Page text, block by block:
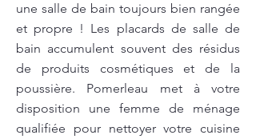
une salle de bain toujours bien rangée
et propre ! Les placards de salle de
bain accumulent souvent des résidus
de produits cosmétiques et de la
poussière. Pomerleau met à votre
disposition une femme de ménage
qualifiée pour nettoyer votre cuisine